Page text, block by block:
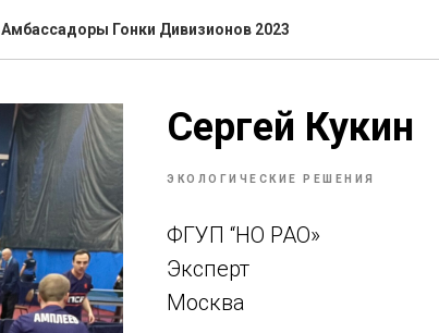
Амбассадоры Гонки Дивизионов 2023
Сергей Кукин
ЭКОЛОГИЧЕСКИЕ РЕШЕНИЯ
ФГУП “НО РАО»
Эксперт
Москва